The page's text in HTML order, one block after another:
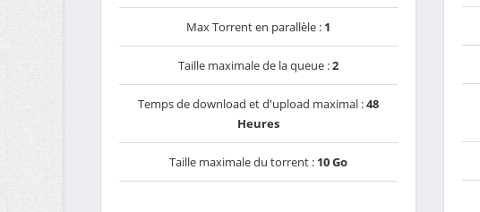
Max Torrent en parallèle : 1
Taille maximale de la queue :2
Temps de download et d'upload maximal :48
Heures
Taille maximale du torrent : 10 Go